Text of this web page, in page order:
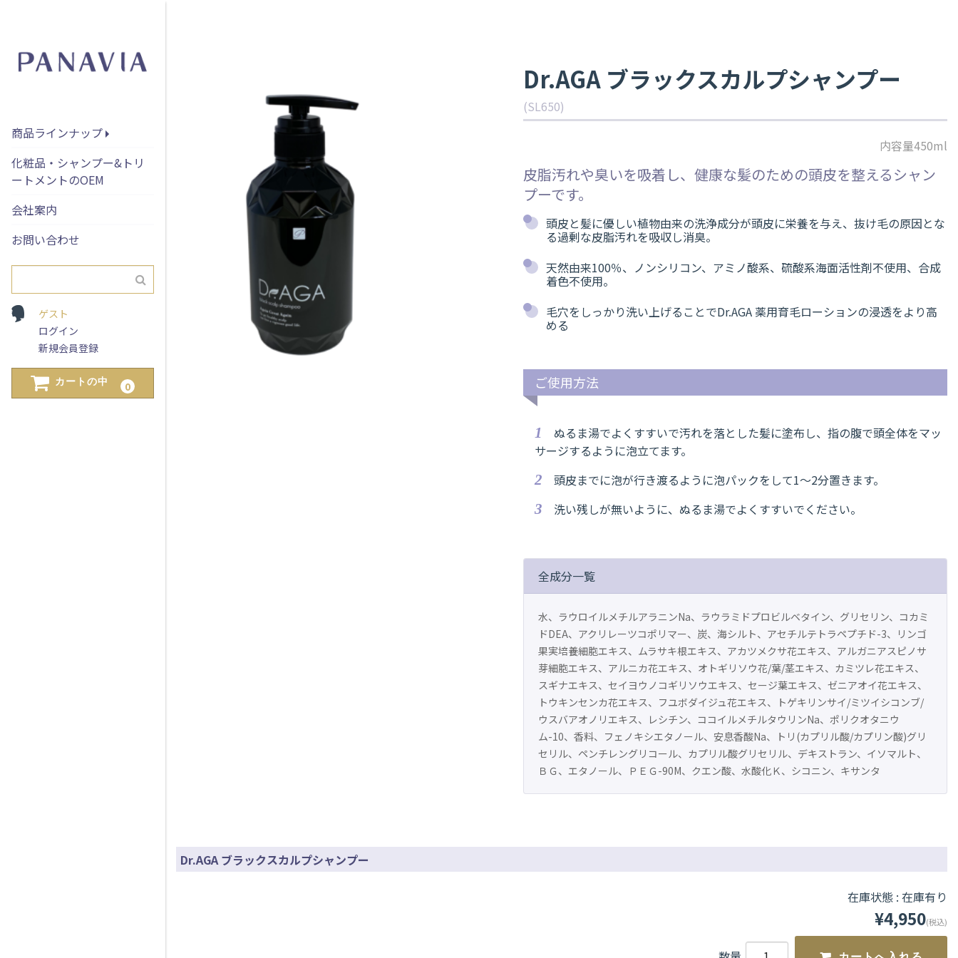
商品ラインナップ
化粧品・シャンプー&トリ
ートメントのOEM
会社案内
お問い合わせ
ゲスト
ログイン
新規会員登録
カートの中 0
Dr.AGA ブラックスカルプシャンプー
(SL650)
内容量450ml
皮脂汚れや臭いを吸着し、健康な髪のための頭皮を整えるシャン
プーです。
頭皮と髪に優しい植物由来の洗浄成分が頭皮に栄養を与え、抜け毛の原因とな
る過剰な皮脂汚れを吸収し消臭。
天然由来100％、ノンシリコン、アミノ酸系、硫酸系海面活性剤不使用、合成
着色不使用。
毛穴をしっかり洗い上げることでDr.AGA 薬用育毛ローションの浸透をより高
める
ご使用方法
ぬるま湯でよくすすいで汚れを落とした髪に塗布し、指の腹で頭全体をマッ
サージするように泡立てます。
頭皮までに泡が行き渡るように泡パックをして1～2分置きます。
洗い残しが無いように、ぬるま湯でよくすすいでください。
全成分一覧
水、ラウロイルメチルアラニンNa、ラウラミドプロビルベタイン、グリセリン、コカミ
ドDEA、アクリレーツコポリマー、炭、海シルト、アセチルテトラペプチド-3、リンゴ
果実培養細胞エキス、ムラサキ根エキス、アカツメクサ花エキス、アルガニアスピノサ
芽細胞エキス、アルニカ花エキス、オトギリソウ花/葉/茎エキス、カミツレ花エキス、
スギナエキス、セイヨウノコギリソウエキス、セージ葉エキス、ゼニアオイ花エキス、
トウキンセンカ花エキス、フユボダイジュ花エキス、トゲキリンサイ/ミツイシコンブ/
ウスバアオノリエキス、レシチン、ココイルメチルタウリンNa、ポリクオタニウ
ム-10、香料、フェノキシエタノール、安息香酸Na、トリ(カプリル酸/カプリン酸)グリ
セリル、ペンチレングリコール、カプリル酸グリセリル、デキストラン、イソマルト、
ＢＧ、エタノール、ＰＥＧ-90M、クエン酸、水酸化Ｋ、シコニン、キサンタ
Dr.AGA ブラックスカルプシャンプー
在庫状態 : 在庫有り
¥4,950(税込)